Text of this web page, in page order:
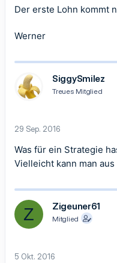
Der erste Lohn kommt
Werner
SiggySmilez
Treues Mitglied
29 Sep. 2016
Was für ein Strategie
Vielleicht kann man
Z Zigeuner61
Mitglied
5 Okt. 2016